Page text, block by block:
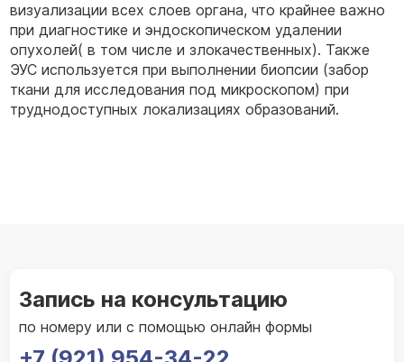
визуализации всех слоев органа, что крайнее важно
при диагностике и эндоскопическом удалении
опухолей( в том числе и злокачественных). Также
ЭУС используется при выполнении биопсии (забор
ткани для исследования под микроскопом) при
труднодоступных локализациях образований.
Запись на консультацию
по номеру или с помощью онлайн формы